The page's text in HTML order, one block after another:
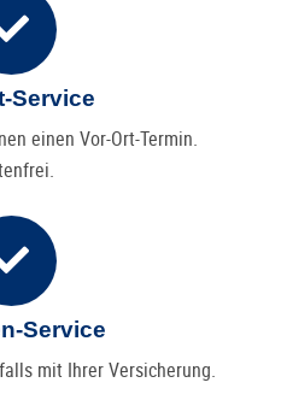
Service
einen Vor-Ort-Termin.
Service
mit Ihrer Versicherung.